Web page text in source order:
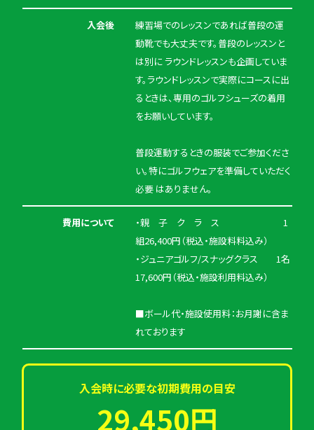
入会後
練習場でのレッスンであれば普段の運
動靴でも大丈夫です。普段のレッスンと
は別に ラウンドレッスンも企画していま
す。ラウンドレッスンで実際にコースに出
るときは、専用のゴルフシューズの着用
をお願いしています。
普段運動するときの服装でご参加くださ
い。特にゴルフウェアを準備していただく
必要 はありません。
費用について
・親 子 ク ラ ス 1
組26,400円（税込・施設料料込み）
・ジュニアゴルフ/スナッグクラス 1名
17,600円（税込・施設利用料込み）
■ボール代・施設使用料：お月謝に含ま
れております
入会時に必要な初期費用の目安
29,450円